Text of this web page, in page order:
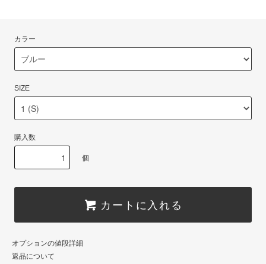
カラー
SIZE
購入数
個
カートに入れる
オプションの値段詳細
返品について